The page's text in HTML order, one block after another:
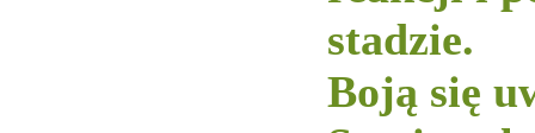
stadzie.
Boją się